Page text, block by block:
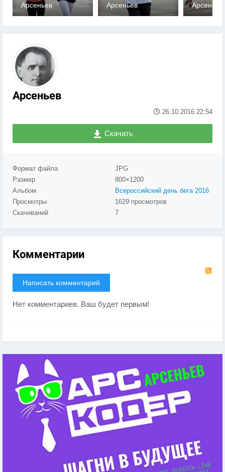
0
Арсеньев
0
Арсеньев
0
Арсеньев
Арсеньев
26.10.2016 22:54
Скачать
Формат файла
JPG
Размер
800×1200
Альбом
Всероссийский день бега 2016
Просмотры
1629 просмотров
Скачиваний
7
Комментарии
Написать комментарий
Нет комментариев. Ваш будет первым!